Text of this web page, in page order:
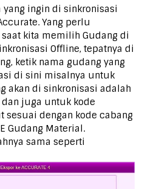
ingin di sinkronisasi
Yang perlu
kita memilih Gudang di
Offline, tepatnya di
ketik nama gudang yang
di sini misalnya untuk
akan di sinkronisasi adalah
dan juga untuk kode
sesuai dengan kode cabang
Gudang Material.
sama seperti